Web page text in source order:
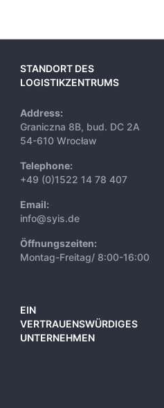
STANDORT DES
LOGISTIKZENTRUMS
Address:
Graniczna 8B, bud. DC 2A
54-610 Wrocław
Telephone:
+49 (0)1522 14 78 407
Email:
info@syis.de
Öffnungszeiten:
Montag-Freitag/ 8:00-16:00
EIN
VERTRAUENSWÜRDIGES
UNTERNEHMEN